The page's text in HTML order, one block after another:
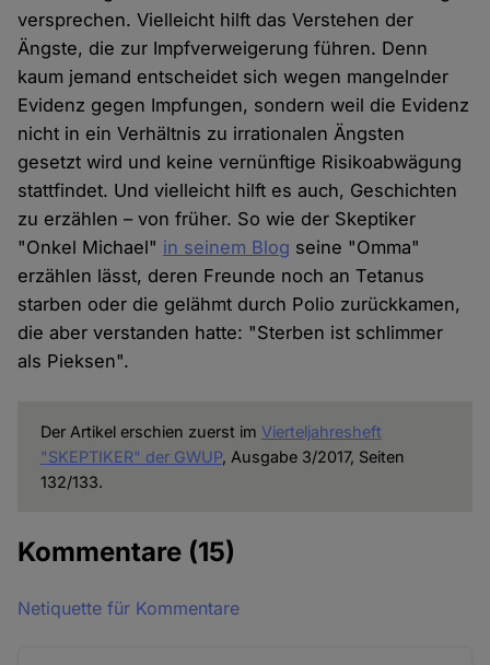
versprechen. Vielleicht hilft das Verstehen der
Ängste, die zur Impfverweigerung führen. Denn
kaum jemand entscheidet sich wegen mangelnder
Evidenz gegen Impfungen, sondern weil die Evidenz
nicht in ein Verhältnis zu irrationalen Ängsten
gesetzt wird und keine vernünftige Risikoabwägung
stattfindet. Und vielleicht hilft es auch, Geschichten
zu erzählen – von früher. So wie der Skeptiker
"Onkel Michael" in seinem Blog seine "Omma"
erzählen lässt, deren Freunde noch an Tetanus
starben oder die gelähmt durch Polio zurückkamen,
die aber verstanden hatte: "Sterben ist schlimmer
als Pieksen".
Der Artikel erschien zuerst im Vierteljahresheft
"SKEPTIKER" der GWUP, Ausgabe 3/2017, Seiten
132/133.
Kommentare (15)
Netiquette für Kommentare